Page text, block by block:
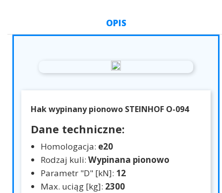
OPIS
Hak wypinany pionowo STEINHOF O-094
Dane techniczne:
Homologacja: e20
Rodzaj kuli: Wypinana pionowo
Parametr "D" [kN]: 12
Max. uciąg [kg]: 2300